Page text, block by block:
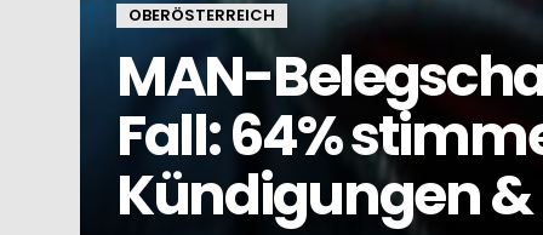
OBERÖSTERREICH
MAN-
Fall: 64%
Kündigungen